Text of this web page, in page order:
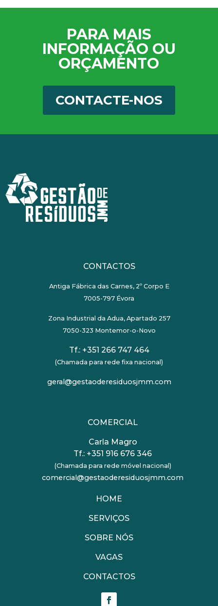
PARA MAIS
INFORMAÇÃO OU
ORÇAMENTO
CONTACTE-NOS
CONTACTOS
Antiga Fábrica das Carnes, 2º Corpo E
7005-797 Évora
Zona Industrial da Adua, Apartado 257
7050-323 Montemor-o-Novo
Tf.: +351 266 747 464
(Chamada para rede fixa nacional)
geral@gestaoderesiduosjmm.com
COMERCIAL
Carla Magro
Tf.: +351 916 676 346
(Chamada para rede móvel nacional)
comercial@gestaoderesiduosjmm.com
HOME
SERVIÇOS
SOBRE NÓS
VAGAS
CONTACTOS